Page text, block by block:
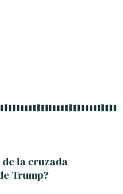
la cruzada
Trump?